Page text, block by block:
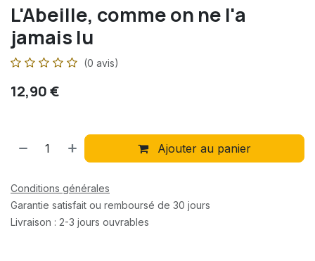
L'Abeille, comme on ne l'a
jamais lu
(0 avis)
12,90€
Ajouter au panier
Conditions générales
Garantie satisfait ou remboursé de 30 jours
Livraison : 2-3 jours ouvrables